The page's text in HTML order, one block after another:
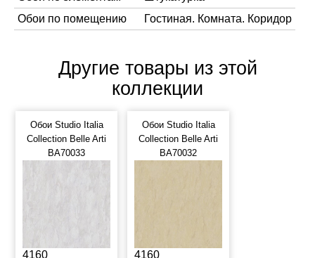
Обои по помещению
Гостиная. Комната. Коридор
Другие товары из этой
коллекции
Обои Studio Italia
Collection Belle Arti
BA70033
4160
Обои Studio Italia
Collection Belle Arti
BA70032
4160